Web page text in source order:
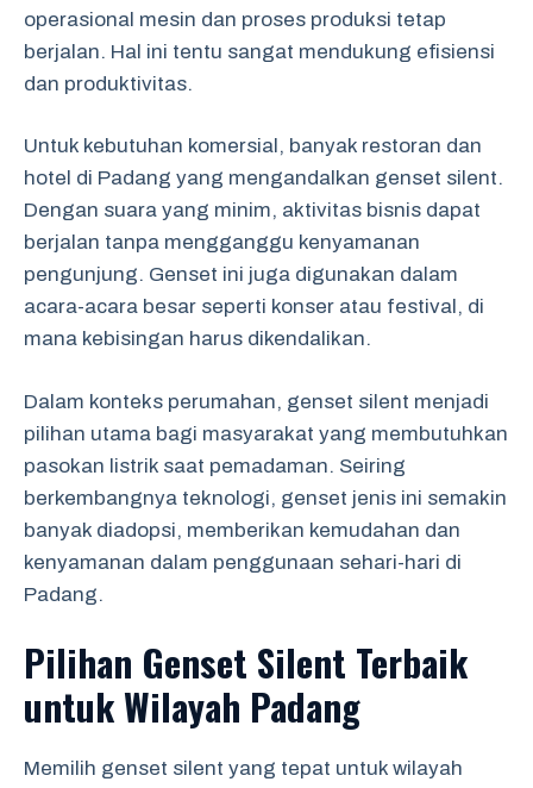
operasional mesin dan proses produksi tetap
berjalan. Hal ini tentu sangat mendukung efisiensi
dan produktivitas.
Untuk kebutuhan komersial, banyak restoran dan
hotel di Padang yang mengandalkan genset silent.
Dengan suara yang minim, aktivitas bisnis dapat
berjalan tanpa mengganggu kenyamanan
pengunjung. Genset ini juga digunakan dalam
acara-acara besar seperti konser atau festival, di
mana kebisingan harus dikendalikan.
Dalam konteks perumahan, genset silent menjadi
pilihan utama bagi masyarakat yang membutuhkan
pasokan listrik saat pemadaman. Seiring
berkembangnya teknologi, genset jenis ini semakin
banyak diadopsi, memberikan kemudahan dan
kenyamanan dalam penggunaan sehari-hari di
Padang.
Pilihan Genset Silent Terbaik
untuk Wilayah Padang
Memilih genset silent yang tepat untuk wilayah